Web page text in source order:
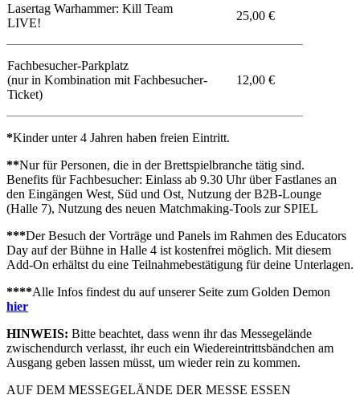
Lasertag Warhammer: Kill Team
LIVE!
25,00 €
Fachbesucher-Parkplatz
(nur in Kombination mit Fachbesucher-
Ticket)
12,00 €
*Kinder unter 4 Jahren haben freien Eintritt.
**Nur für Personen, die in der Brettspielbranche tätig sind.
Benefits für Fachbesucher: Einlass ab 9.30 Uhr über Fastlanes an
den Eingängen West, Süd und Ost, Nutzung der B2B-Lounge
(Halle 7), Nutzung des neuen Matchmaking-Tools zur SPIEL
***Der Besuch der Vorträge und Panels im Rahmen des Educators
Day auf der Bühne in Halle 4 ist kostenfrei möglich. Mit diesem
Add-On erhältst du eine Teilnahmebestätigung für deine Unterlagen.
****Alle Infos findest du auf unserer Seite zum Golden Demon
hier
HINWEIS: Bitte beachtet, dass wenn ihr das Messegelände
zwischendurch verlasst, ihr euch ein Wiedereintrittsbändchen am
Ausgang geben lassen müsst, um wieder rein zu kommen.
AUF DEM MESSEGELÄNDE DER MESSE ESSEN